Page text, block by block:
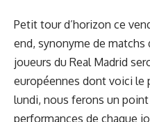
Petit tour d’horizon ce
end, synonyme de
joueurs du Real Madrid
européennes dont voici le
lundi, nous ferons un
performances de chaque